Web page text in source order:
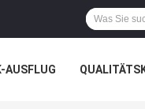
AUSFLUG